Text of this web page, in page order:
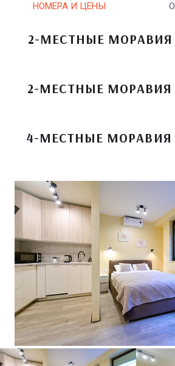
НОМЕРА И ЦЕНЫ
2-МЕСТНЫЕ МОРАВИЯ
2-МЕСТНЫЕ МОРАВИЯ
4-МЕСТНЫЕ МОРАВИЯ